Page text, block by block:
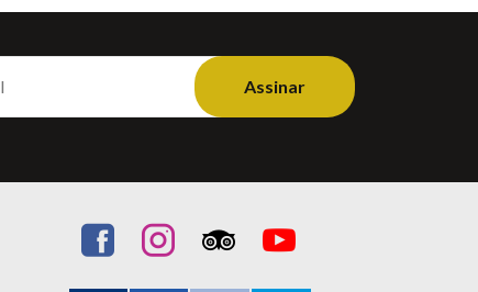
Assinar